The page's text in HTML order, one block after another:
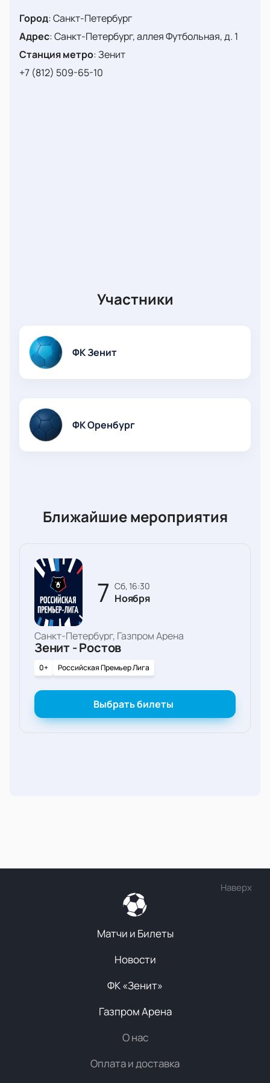
Город:Санкт-Петербург
Адрес:Санкт-Петербург, аллея Футбольная, д. 1
Станция метро:Зенит
+7 (812) 509-65-10
Участники
ФК Зенит
ФК Оренбург
Ближайшие мероприятия
7 сб, 16:30
Ноября
Санкт-Петербург, Газпром Арена
Зенит - Ростов
0+ Российская Премьер Лига
Выбрать билеты
Наверх
Матчи и Билеты
Новости
ФК «Зенит»
Газпром Арена
О нас
Оплата и доставка